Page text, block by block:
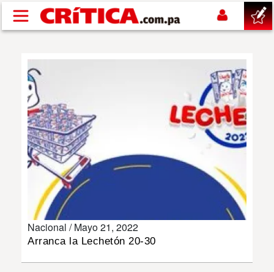
Pasar al contenido principal
SUCESOS
NACIONAL
POLÍTICA
DEPORTES
MUNDO
Nacional /Mayo 21, 2022
Arranca la Lechetón 20-30